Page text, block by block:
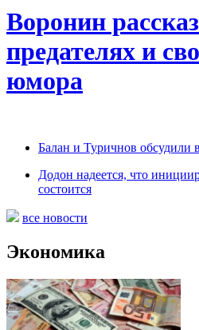
Воронин
предателях и
юмора
Балан и Туричнов обсудили
Додон надеется, что
состоится
все новости
Экономика